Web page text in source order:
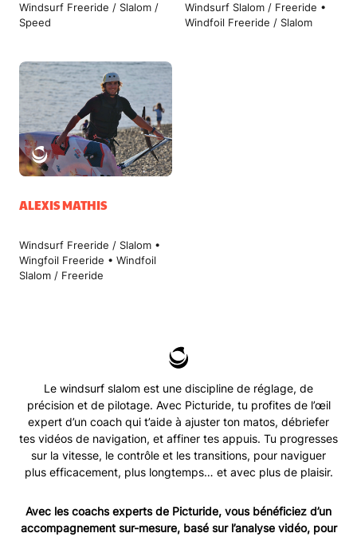
Windsurf Freeride / Slalom /
Speed
Windsurf Slalom / Freeride •
Windfoil Freeride / Slalom
ALEXIS MATHIS
Windsurf Freeride / Slalom •
Wingfoil Freeride • Windfoil
Slalom / Freeride
Le windsurf slalom est une discipline de réglage, de
précision et de pilotage. Avec Picturide, tu profites de l’œil
expert d’un coach qui t’aide à ajuster ton matos, débriefer
tes vidéos de navigation, et affiner tes appuis. Tu progresses
sur la vitesse, le contrôle et les transitions, pour naviguer
plus efficacement, plus longtemps… et avec plus de plaisir.
Avec les coachs experts de Picturide, vous bénéficiez d’un
accompagnement sur-mesure, basé sur l’analyse vidéo, pour